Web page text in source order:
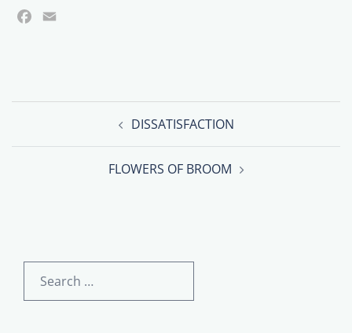
Facebook
DISSATISFACTION
FLOWERS OF BROOM
for: